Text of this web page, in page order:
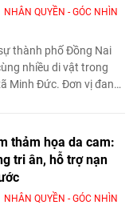
NHÂN QUYỀN - GÓC NHÌN
thành phố Đồng Nai
nhiều di vật trong
Minh Đức. Đơn vị đang
thảm họa da cam:
tri ân, hỗ trợ nạn
NHÂN QUYỀN - GÓC NHÌN